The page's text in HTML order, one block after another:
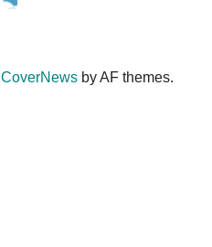
CoverNews by AF themes.